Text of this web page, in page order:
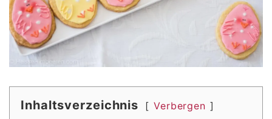
Inhaltsverzeichnis Verbergen